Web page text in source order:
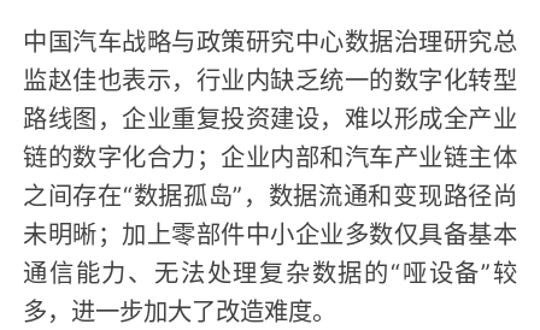
中国汽车战略与政策研究中心数据治理研究总
监赵佳也表示，行业内缺乏统一的数字化转型
路线图，企业重复投资建设，难以形成全产业
链的数字化合力；企业内部和汽车产业链主体
之间存在“数据孤岛”，数据流通和变现路径尚
未明晰；加上零部件中小企业多数仅具备基本
通信能力、无法处理复杂数据的“哑设备”较
多，进一步加大了改造难度。